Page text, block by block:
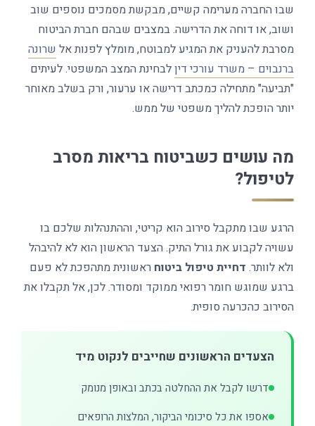
שבו החברה מערימה קשיים, מבקשת מסמכים נוספים שוב
ושוב, או דוחה את הדרישה. במצבים שבהם חברת הביטוח
מסרבת להעניק את המגיע למבוטח, מומלץ לפנות אל שרונה
ברנבוים – משרד עורכי דיןלבחינת המצב המשפטי. לעיתים
"תביעה" מתחילה כמכתב דרישה או ערעור, ורק בשלב מאוחר
יותר הופכת להליך משפטי של ממש.
מה עושים כשביטוח בריאות מסרב
לטיפול?
הרגע שבו מתקבל סירוב הוא קריטי, וההתנהלות שלכם בו
עשויה לקבוע את גורל התיק. הצעד הראשון הוא לא להיבהל
ולא לוותר. דחיית טיפול ביטוח ראשונית מתהפכת לא פעם
ברגע שמוגש חומר רפואי ממוקד ומסודר. לכן, אל תקבלו את
הסירוב כהכרעה סופית.
הצעדים הראשונים שחייבים לנקוט מיד
דרשו לקבל את ההחלטה בכתב ובאופן מנומק
אספו את כל סיכומי הביקור, המלצות הרופאים